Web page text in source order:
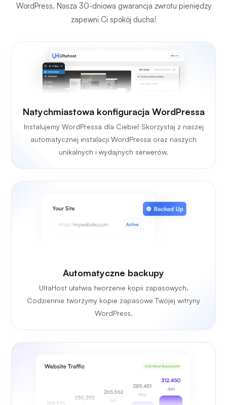
WordPress. Nasza 30-dniowa gwarancja zwrotu pieniędzy
zapewni Ci spokój ducha!
Natychmiastowa konfiguracja WordPressa
Instalujemy WordPressa dla Ciebie! Skorzystaj z naszej
automatycznej instalacji WordPressa oraz naszych
unikalnych i wydajnych serwerów.
Automatyczne backupy
UltaHost ułatwia tworzenie kopii zapasowych.
Codziennie tworzymy kopie zapasowe Twojej witryny
WordPress.